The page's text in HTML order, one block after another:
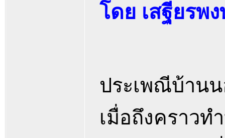
โดย เสฐียรพ
ประเพณีบ้าน
เมื่อถึงคราว